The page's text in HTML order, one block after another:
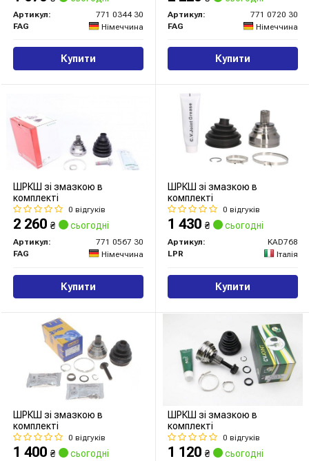
Артикул:
771 0344 30
FAG
Німеччина
Купити
Артикул:
771 0720 30
FAG
Німеччина
Купити
ШРКШ зі змазкою в
комплекті
0 відгуків
2 260 ₴ сьогодні
Артикул:
771 0567 30
FAG
Німеччина
Купити
ШРКШ зі змазкою в
комплекті
0 відгуків
1 430 ₴ сьогодні
Артикул:
KAD768
LPR
Італія
Купити
ШРКШ зі змазкою в
комплекті
0 відгуків
1 400 ₴ сьогодні
ШРКШ зі змазкою в
комплекті
0 відгуків
1 120 ₴ сьогодні